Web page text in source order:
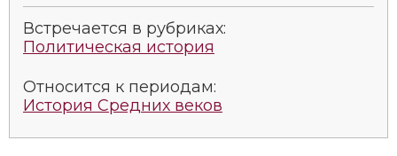
Россия
Северная Америка
Социально-экономическая история
Встречается в рубриках:
Политическая история
Относится к периодам:
История Средних веков